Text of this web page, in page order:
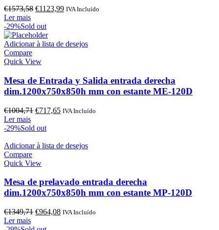
€1573,58 O
original
era:
€1573,58.
€1123,99O
€1123,99.
IVA Incluído
Ler mais
-29%Sold out
Adicionar à lista de desejos
Compare
Quick View
Mesa de Entrada y Salida entrada derecha
dim.1200x750x850h mm con estante ME-120D
€1004,71 O
original
€1004,71.
€717,65O
€717,65.
IVA Incluído
Ler mais
-29%Sold out
Adicionar à lista de desejos
Compare
Quick View
Mesa de prelavado entrada derecha
dim.1200x750x850h mm con estante MP-120D
€1349,71 O
€964,08OIVA Incluído
Ler mais